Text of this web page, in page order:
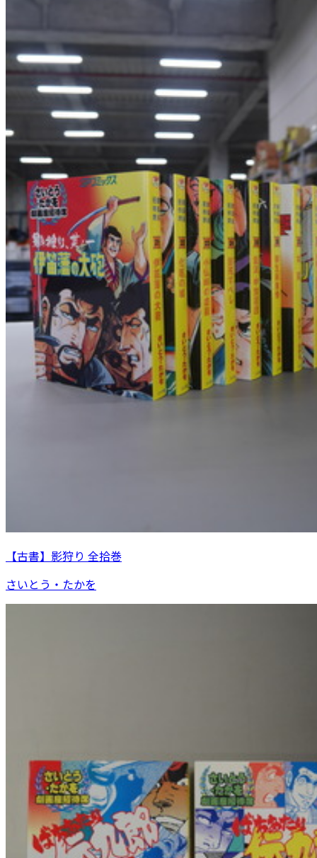
【古書】影狩り 全拾巻
さいとう・たかを